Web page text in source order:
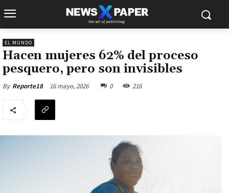
EL MUNDO
Hacen mujeres 62% del proceso
pesquero, pero son invisibles
By Reporte18 16 mayo, 2026 0 216